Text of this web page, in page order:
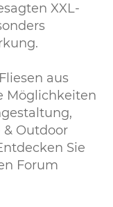
XXL-
aus
Möglichkeiten
& Outdoor
Sie
Forum